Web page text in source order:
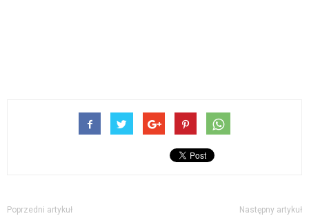
Poprzedni artykuł Następny artykuł